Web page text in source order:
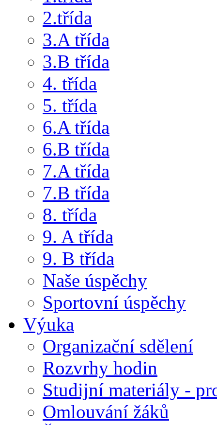
2.třída
3.A třída
3.B třída
4. třída
5. třída
6.A třída
6.B třída
7.A třída
7.B třída
8. třída
9. A třída
9. B třída
Naše úspěchy
Sportovní úspěchy
Výuka
Organizační sdělení
Rozvrhy hodin
Studijní materiály -
Omlouvání žáků